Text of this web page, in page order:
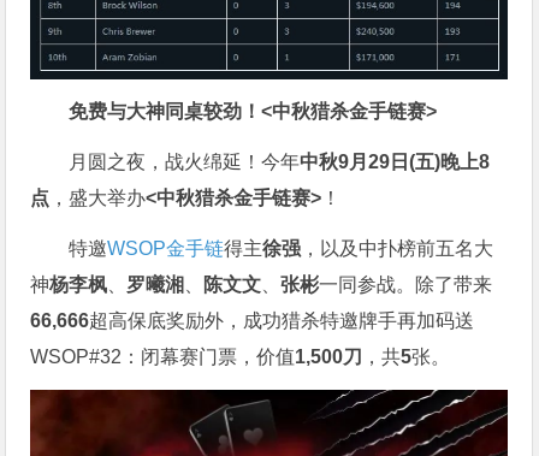
免费与大神同桌较劲！<中秋猎杀金手链赛>
月圆之夜，战火绵延！今年中秋9月29日(五)晚上8
点 ，盛大举办<中秋猎杀金手链赛> ！
特邀WSOP金手链得主徐强 ，以及中扑榜前五名大
神杨李枫 罗曦湘 陈文文 、张彬一同参战。除了带来
66,666超高保底奖励外，成功猎杀特邀牌手再加码送
WSOP#32：闭幕赛门票，价值1,500刀 ，共5张。